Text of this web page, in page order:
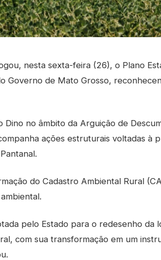
nesta sexta-feira (26), o Plano
Governo de Mato Grosso,
no âmbito da Arguição de
ações estruturais voltadas à
do Cadastro Ambiental Rural
pelo Estado para o redesenho da
com sua transformação em um